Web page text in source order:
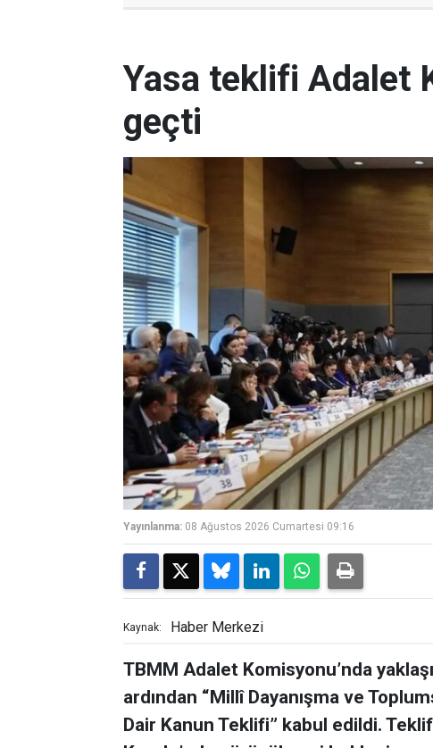
Yasa teklifi Adalet
geçti
Yayınlanma: 08 Ağustos 2026 Cumartesi 09:16
Kaynak: Haber Merkezi
TBMM Adalet Komisyonu’nda
ardından “Millî Dayanışma ve
Dair Kanun Teklifi” kabul edildi.